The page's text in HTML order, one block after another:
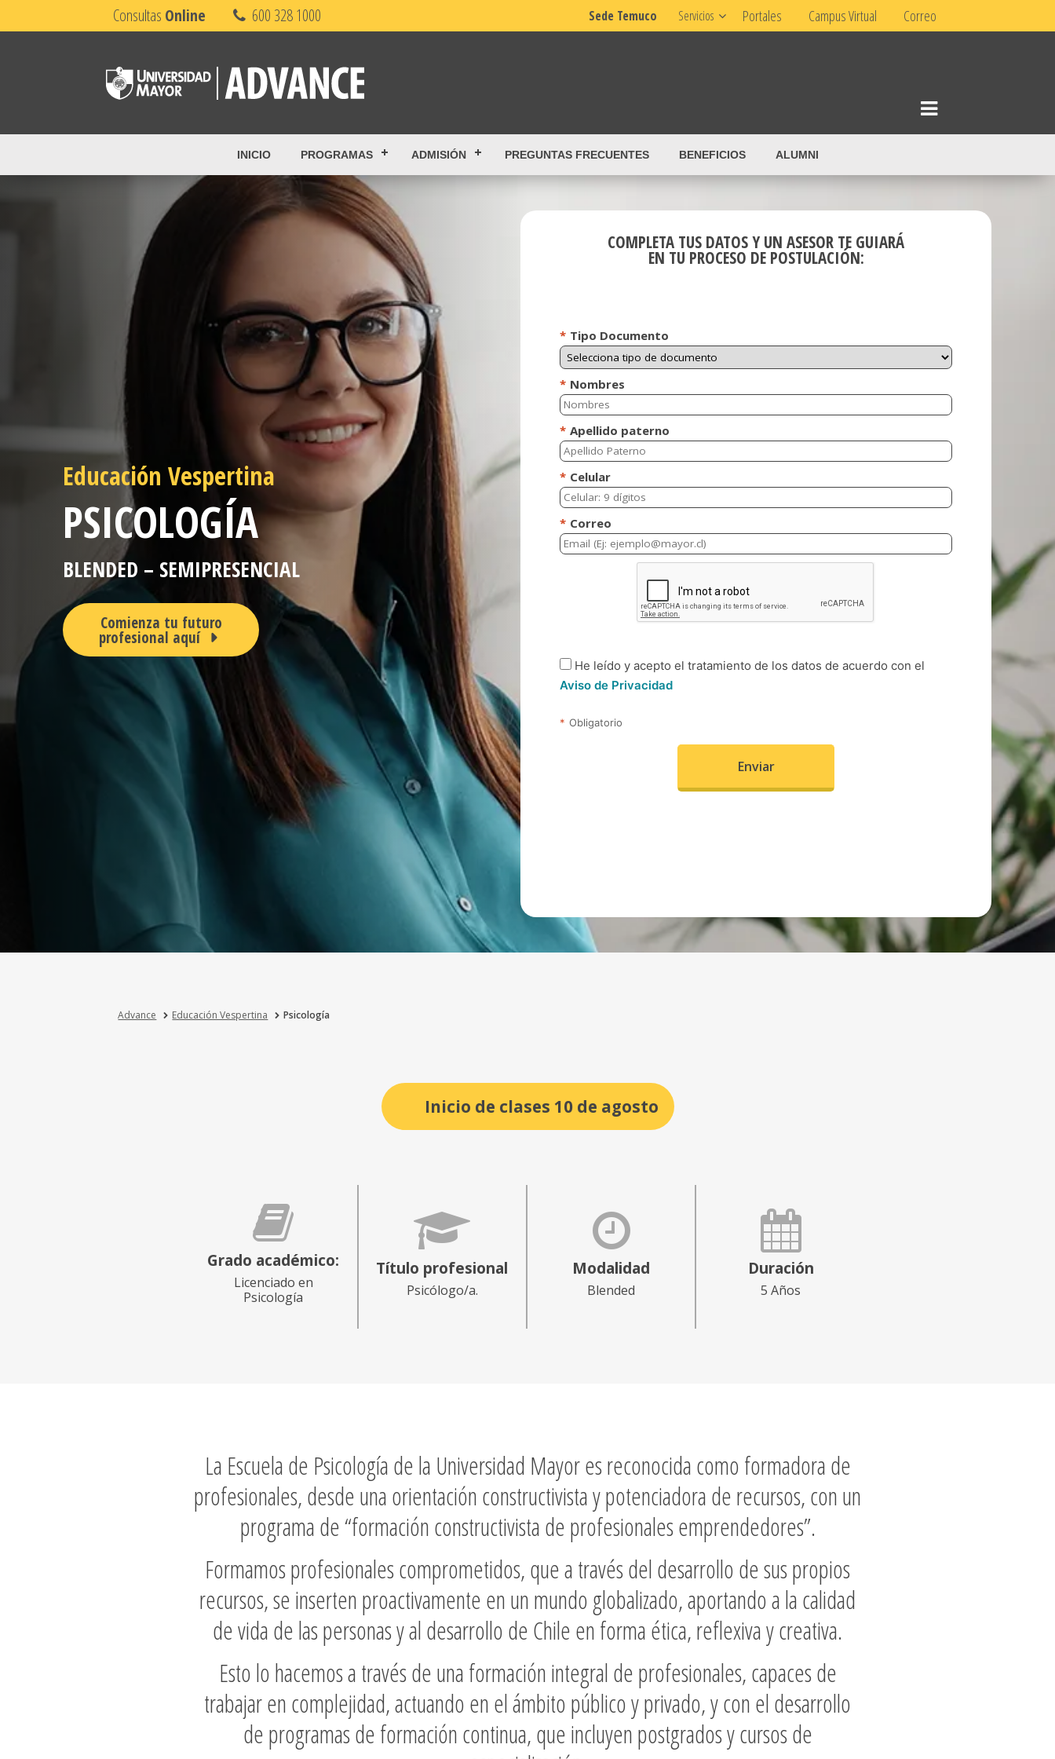
Consultas Online 600 328 1000 Sede Temuco Servicios Portales Campus Virtual Correo
INICIO PROGRAMAS ADMISIÓN PREGUNTAS FRECUENTES BENEFICIOS ALUMNI
Educación Vespertina
PSICOLOGÍA
BLENDED – SEMIPRESENCIAL
Comienza tu futuro
profesional aquí
COMPLETA TUS DATOS Y UN ASESOR TE GUIARÁ
EN TU PROCESO DE POSTULACIÓN:
Advance Educación Vespertina Psicología
Inicio de clases 10 de agosto
Grado académico:
Licenciado en
Psicología
Título profesional
Psicólogo/a.
Modalidad
Blended
Duración
5 Años
La Escuela de Psicología de la Universidad Mayor es reconocida como formadora de
profesionales, desde una orientación constructivista y potenciadora de recursos, con un
programa de “formación constructivista de profesionales emprendedores”.
Formamos profesionales comprometidos, que a través del desarrollo de sus propios
recursos, se inserten proactivamente en un mundo globalizado, aportando a la calidad
de vida de las personas y al desarrollo de Chile en forma ética, reflexiva y creativa.
Esto lo hacemos a través de una formación integral de profesionales, capaces de
trabajar en complejidad, actuando en el ámbito público y privado, y con el desarrollo
de programas de formación continua, que incluyen postgrados y cursos de